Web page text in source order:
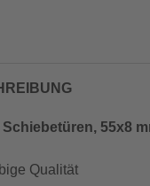
55x8
Qualität